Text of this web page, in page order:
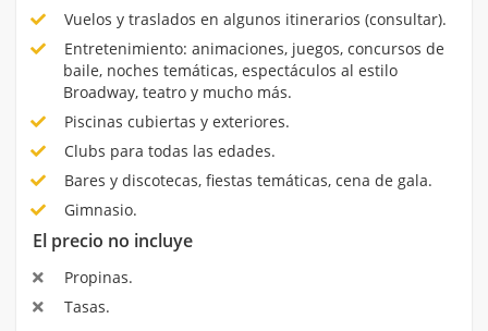
Vuelos y traslados en algunos itinerarios (consultar).
Entretenimiento: animaciones, juegos, concursos de
baile, noches temáticas, espectáculos al estilo
Broadway, teatro y mucho más.
Piscinas cubiertas y exteriores.
Clubs para todas las edades.
Bares y discotecas, fiestas temáticas, cena de gala.
Gimnasio.
El precio no incluye
Propinas.
Tasas.